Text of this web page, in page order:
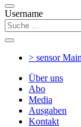
Username
> sensor
Über uns
Abo
Media
Ausgaben
Kontakt